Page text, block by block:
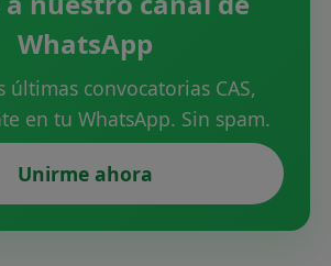
WhatsApp
últimas convocatorias CAS,
en tu WhatsApp. Sin spam.
Unirme ahora